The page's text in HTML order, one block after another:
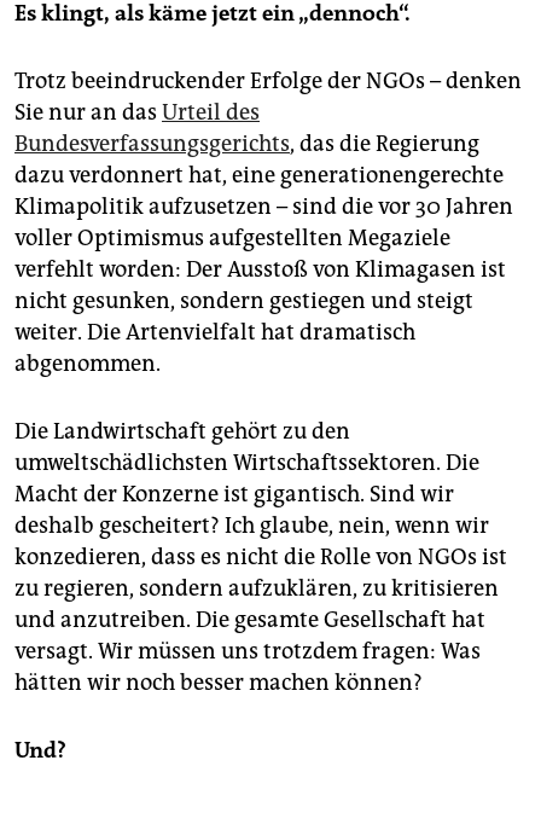
Es klingt, als käme jetzt ein „dennoch“.
Trotz beeindruckender Erfolge der NGOs – denken
Sie nur an das Urteil des
Bundesverfassungsgerichts, das die Regierung
dazu verdonnert hat, eine generationengerechte
Klimapolitik aufzusetzen – sind die vor 30 Jahren
voller Optimismus aufgestellten Megaziele
verfehlt worden: Der Ausstoß von Klimagasen ist
nicht gesunken, sondern gestiegen und steigt
weiter. Die Artenvielfalt hat dramatisch
abgenommen.
Die Landwirtschaft gehört zu den
umweltschädlichsten Wirtschaftssektoren. Die
Macht der Konzerne ist gigantisch. Sind wir
deshalb gescheitert? Ich glaube, nein, wenn wir
konzedieren, dass es nicht die Rolle von NGOs ist
zu regieren, sondern aufzuklären, zu kritisieren
und anzutreiben. Die gesamte Gesellschaft hat
versagt. Wir müssen uns trotzdem fragen: Was
hätten wir noch besser machen können?
Und?